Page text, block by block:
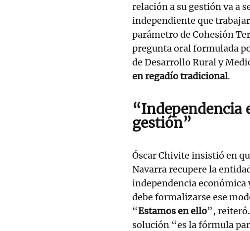
relación a su gestión va a
independiente que
parámetro de Cohesión
pregunta oral formulada
de Desarrollo Rural y
en regadío tradicional.
“Independencia
gestión”
Óscar Chivite insistió en
Navarra recupere la
independencia económica
debe formalizarse ese
“Estamos en ello”,
solución “es la fórmula